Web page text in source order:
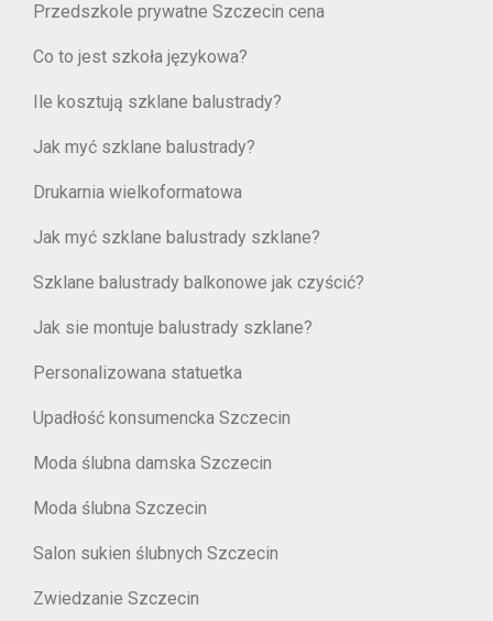
Przedszkole prywatne Szczecin cena
Co to jest szkoła językowa?
Ile kosztują szklane balustrady?
Jak myć szklane balustrady?
Drukarnia wielkoformatowa
Jak myć szklane balustrady szklane?
Szklane balustrady balkonowe jak czyścić?
Jak sie montuje balustrady szklane?
Personalizowana statuetka
Upadłość konsumencka Szczecin
Moda ślubna damska Szczecin
Moda ślubna Szczecin
Salon sukien ślubnych Szczecin
Zwiedzanie Szczecin